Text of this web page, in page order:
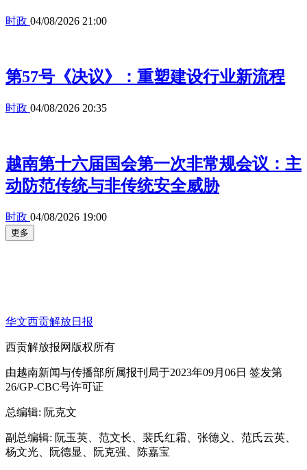
时政 04/08/2026 21:00
第57号《决议》：重塑建设行业新流程
时政 04/08/2026 20:35
越南第十六届国会第一次非常规会议：主
动防范传统与非传统安全威胁
时政 04/08/2026 19:00
更多
华文西贡解放日报
西贡解放报网版权所有
由越南新闻与传播部所属报刊局于2023年09月06日 签发第
26/GP-CBC号许可证
总编辑: 阮克文
副总编辑: 阮玉英、范文长、裴氏红霜、张德义、范氏云英、
杨文光、阮德显、阮克强、陈嘉宝